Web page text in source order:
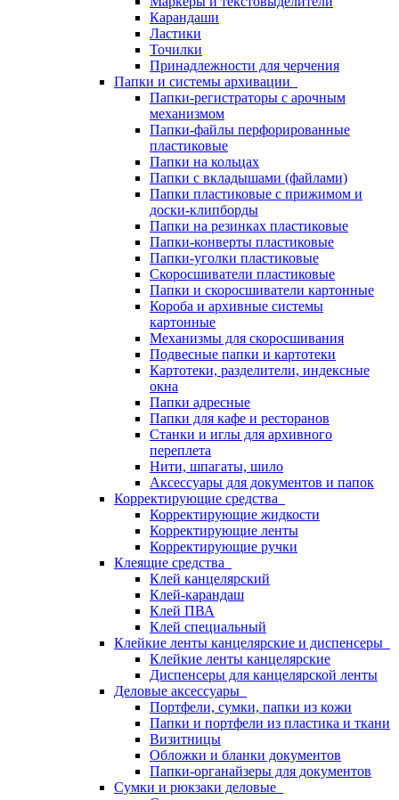
Карандаши
Ластики
Точилки
Принадлежности для черчения
Папки и системы архивации
Папки-регистраторы с арочным
механизмом
Папки-файлы перфорированные
пластиковые
Папки на кольцах
Папки с вкладышами (файлами)
Папки пластиковые с прижимом и
доски-клипборды
Папки на резинках пластиковые
Папки-конверты пластиковые
Папки-уголки пластиковые
Скоросшиватели пластиковые
Папки и скоросшиватели картонные
Короба и архивные системы
картонные
Механизмы для скоросшивания
Подвесные папки и картотеки
Картотеки, разделители, индексные
окна
Папки адресные
Папки для кафе и ресторанов
Станки и иглы для архивного
переплета
Нити, шпагаты, шило
Аксессуары для документов и папок
Корректирующие средства
Корректирующие жидкости
Корректирующие ленты
Корректирующие ручки
Клеящие средства
Клей канцелярский
Клей-карандаш
Клей ПВА
Клей специальный
Клейкие ленты канцелярские и диспенсеры
Клейкие ленты канцелярские
Диспенсеры для канцелярской ленты
Деловые аксессуары
Портфели, сумки, папки из кожи
Папки и портфели из пластика и ткани
Визитницы
Обложки и бланки документов
Папки-органайзеры для документов
Сумки и рюкзаки деловые